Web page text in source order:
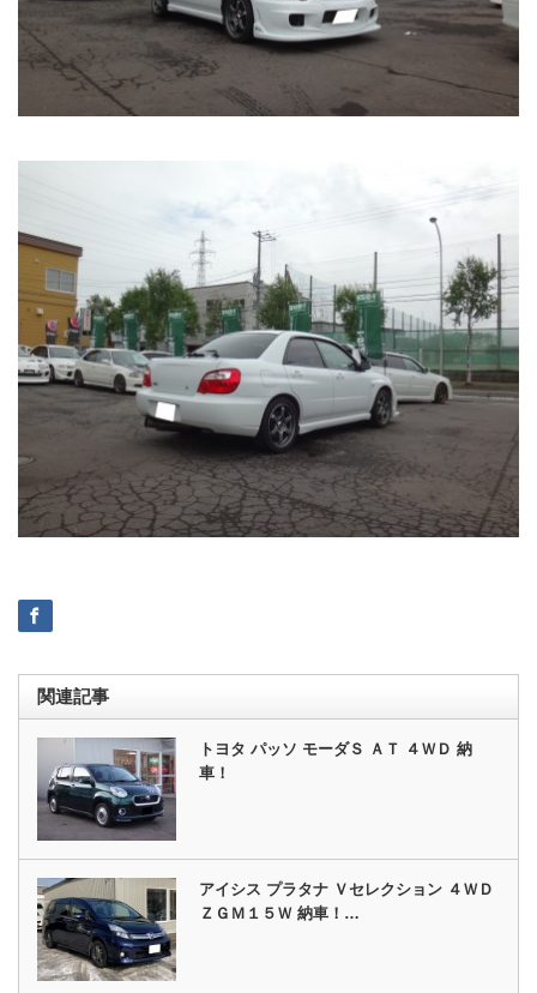
関連記事
トヨタ パッソ モーダＳ ＡＴ ４ＷＤ 納
車！
アイシス プラタナ Ｖセレクション ４ＷＤ
ＺＧＭ１５Ｗ 納車！…